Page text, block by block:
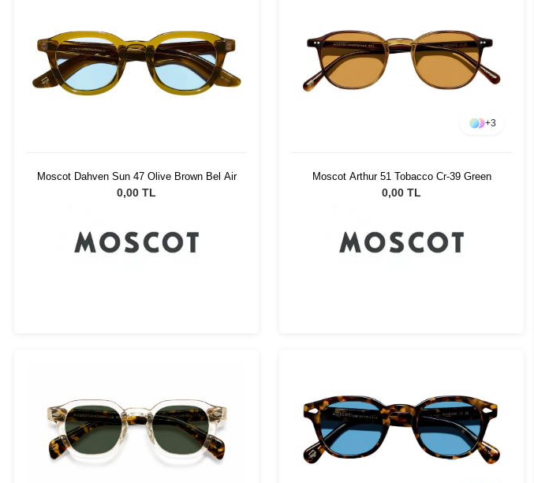
Moscot Dahven Sun 47 Olive Brown Bel Air
0,00 TL
+3
Moscot Arthur 51 Tobacco Cr-39 Green
0,00 TL